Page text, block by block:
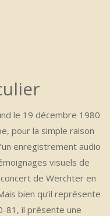
le 19 décembre 1980
pour la simple raison
enregistrement audio
visuels de
de Werchter en
bien qu’il représente
81, il présente une